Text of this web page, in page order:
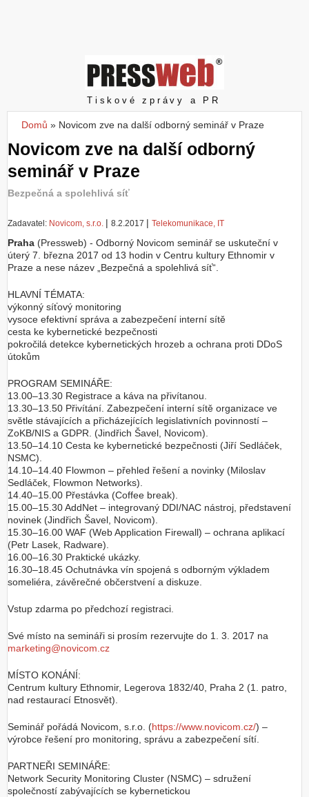
č
t
Pressweb
Tiskové zprávy a PR
Jste zde
Domů » Novicom zve na další odborný seminář v Praze
Novicom zve na další odborný
seminář v Praze
Bezpečná a spolehlivá síť
Zadavatel: Novicom, s.r.o. | 8.2.2017 | Telekomunikace, IT
Praha (Pressweb) - Odborný Novicom seminář se uskuteční v
úterý 7. března 2017 od 13 hodin v Centru kultury Ethnomir v
Praze a nese název „Bezpečná a spolehlivá síť“.
HLAVNÍ TÉMATA:
výkonný síťový monitoring
vysoce efektivní správa a zabezpečení interní sítě
cesta ke kybernetické bezpečnosti
pokročilá detekce kybernetických hrozeb a ochrana proti DDoS
útokům
PROGRAM SEMINÁŘE:
13.00–13.30 Registrace a káva na přivítanou.
13.30–13.50 Přivítání. Zabezpečení interní sítě organizace ve
světle stávajících a přicházejících legislativních povinností –
ZoKB/NIS a GDPR. (Jindřich Šavel, Novicom).
13.50–14.10 Cesta ke kybernetické bezpečnosti (Jiří Sedláček,
NSMC).
14.10–14.40 Flowmon – přehled řešení a novinky (Miloslav
Sedláček, Flowmon Networks).
14.40–15.00 Přestávka (Coffee break).
15.00–15.30 AddNet – integrovaný DDI/NAC nástroj, představení
novinek (Jindřich Šavel, Novicom).
15.30–16.00 WAF (Web Application Firewall) – ochrana aplikací
(Petr Lasek, Radware).
16.00–16.30 Praktické ukázky.
16.30–18.45 Ochutnávka vín spojená s odborným výkladem
someliéra, závěrečné občerstvení a diskuze.
Vstup zdarma po předchozí registraci.
Své místo na semináři si prosím rezervujte do 1. 3. 2017 na
marketing@novicom.cz
MÍSTO KONÁNÍ:
Centrum kultury Ethnomir, Legerova 1832/40, Praha 2 (1. patro,
nad restaurací Etnosvět).
Seminář pořádá Novicom, s.r.o. (https://www.novicom.cz/) –
výrobce řešení pro monitoring, správu a zabezpečení sítí.
PARTNEŘI SEMINÁŘE:
Network Security Monitoring Cluster (NSMC) – sdružení
společností zabývajících se kybernetickou